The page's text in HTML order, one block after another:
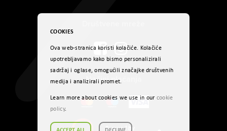
Načini plaćanja
COOKIES
Ova web-stranica koristi kolačiće. Kolačiće
upotrebljavamo kako bismo personalizirali
sadržaj i oglase, omogućili značajke društvenih
medija i analizirali promet.
Learn more about cookies we use in our cookie
policy.